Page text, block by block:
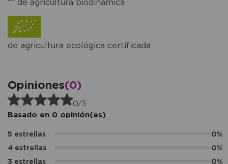
** de agricultura biodinámica
de agricultura ecológica certificada
Opiniones(0)
0/5
Basado en 0 opinión(es)
5 estrellas
0%
4 estrellas
0%
3 estrellas
0%